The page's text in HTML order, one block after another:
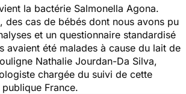
la bactérie Salmonella Agona.
des cas de bébés dont nous avons pu
et un questionnaire standardisé
avaient été malades à cause du lait de
Nathalie Jourdan-Da Silva,
chargée du suivi de cette
publique France.